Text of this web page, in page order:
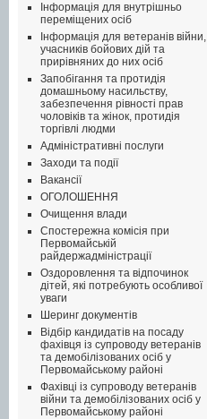
Інформація для внутрішньо
переміщених осіб
Інформація для ветеранів війни,
учасників бойових дій та
прирівняних до них осіб
Запобігання та протидія
домашньому насильству,
забезпечення рівності прав
чоловіків та жінок, протидія
торгівлі людми
Адміністративні послуги
Заходи та події
Вакансії
ОГОЛОШЕННЯ
Очищення влади
Спостережна комісія при
Первомайській
райдержадміністрації
Оздоровлення та відпочинок
дітей, які потребують особливої
уваги
Шеринг документів
Відбір кандидатів на посаду
фахівця із супроводу ветеранів
та демобілізованих осіб у
Первомайському районі
Фахівці із супроводу ветеранів
війни та демобілізованих осіб у
Первомайському районі